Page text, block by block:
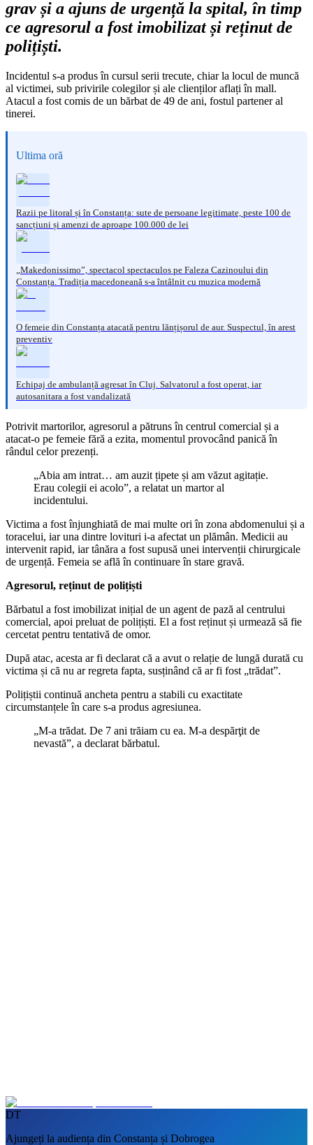
grav și a ajuns de urgență la spital, în timp
ce agresorul a fost imobilizat și reținut de
polițiști.
Incidentul s-a produs în cursul serii trecute, chiar la locul de muncă
al victimei, sub privirile colegilor și ale clienților aflați în mall.
Atacul a fost comis de un bărbat de 49 de ani, fostul partener al
tinerei.
Ultima oră
Razii pe litoral și în Constanța: sute de persoane legitimate, peste 100 de
sancțiuni și amenzi de aproape 100.000 de lei
„Makedonissimo”, spectacol spectaculos pe Faleza Cazinoului din
Constanța. Tradiția macedoneană s-a întâlnit cu muzica modernă
O femeie din Constanța atacată pentru lănțișorul de aur. Suspectul, în arest
preventiv
Echipaj de ambulanță agresat în Cluj. Salvatorul a fost operat, iar
autosanitara a fost vandalizată
Potrivit martorilor, agresorul a pătruns în centrul comercial și a
atacat-o pe femeie fără a ezita, momentul provocând panică în
rândul celor prezenți.
„Abia am intrat… am auzit țipete și am văzut agitație.
Erau colegii ei acolo”, a relatat un martor al
incidentului.
Victima a fost înjunghiată de mai multe ori în zona abdomenului și a
toracelui, iar una dintre lovituri i-a afectat un plămân. Medicii au
intervenit rapid, iar tânăra a fost supusă unei intervenții chirurgicale
de urgență. Femeia se află în continuare în stare gravă.
Agresorul, reținut de polițiști
Bărbatul a fost imobilizat inițial de un agent de pază al centrului
comercial, apoi preluat de polițiști. El a fost reținut și urmează să fie
cercetat pentru tentativă de omor.
După atac, acesta ar fi declarat că a avut o relație de lungă durată cu
victima și că nu ar regreta fapta, susținând că ar fi fost „trădat”.
Polițiștii continuă ancheta pentru a stabili cu exactitate
circumstanțele în care s-a produs agresiunea.
„M-a trădat. De 7 ani trăiam cu ea. M-a despărţit de
nevastă”, a declarat bărbatul.
DT
Ajungeți la audiența din Constanța și Dobrogea